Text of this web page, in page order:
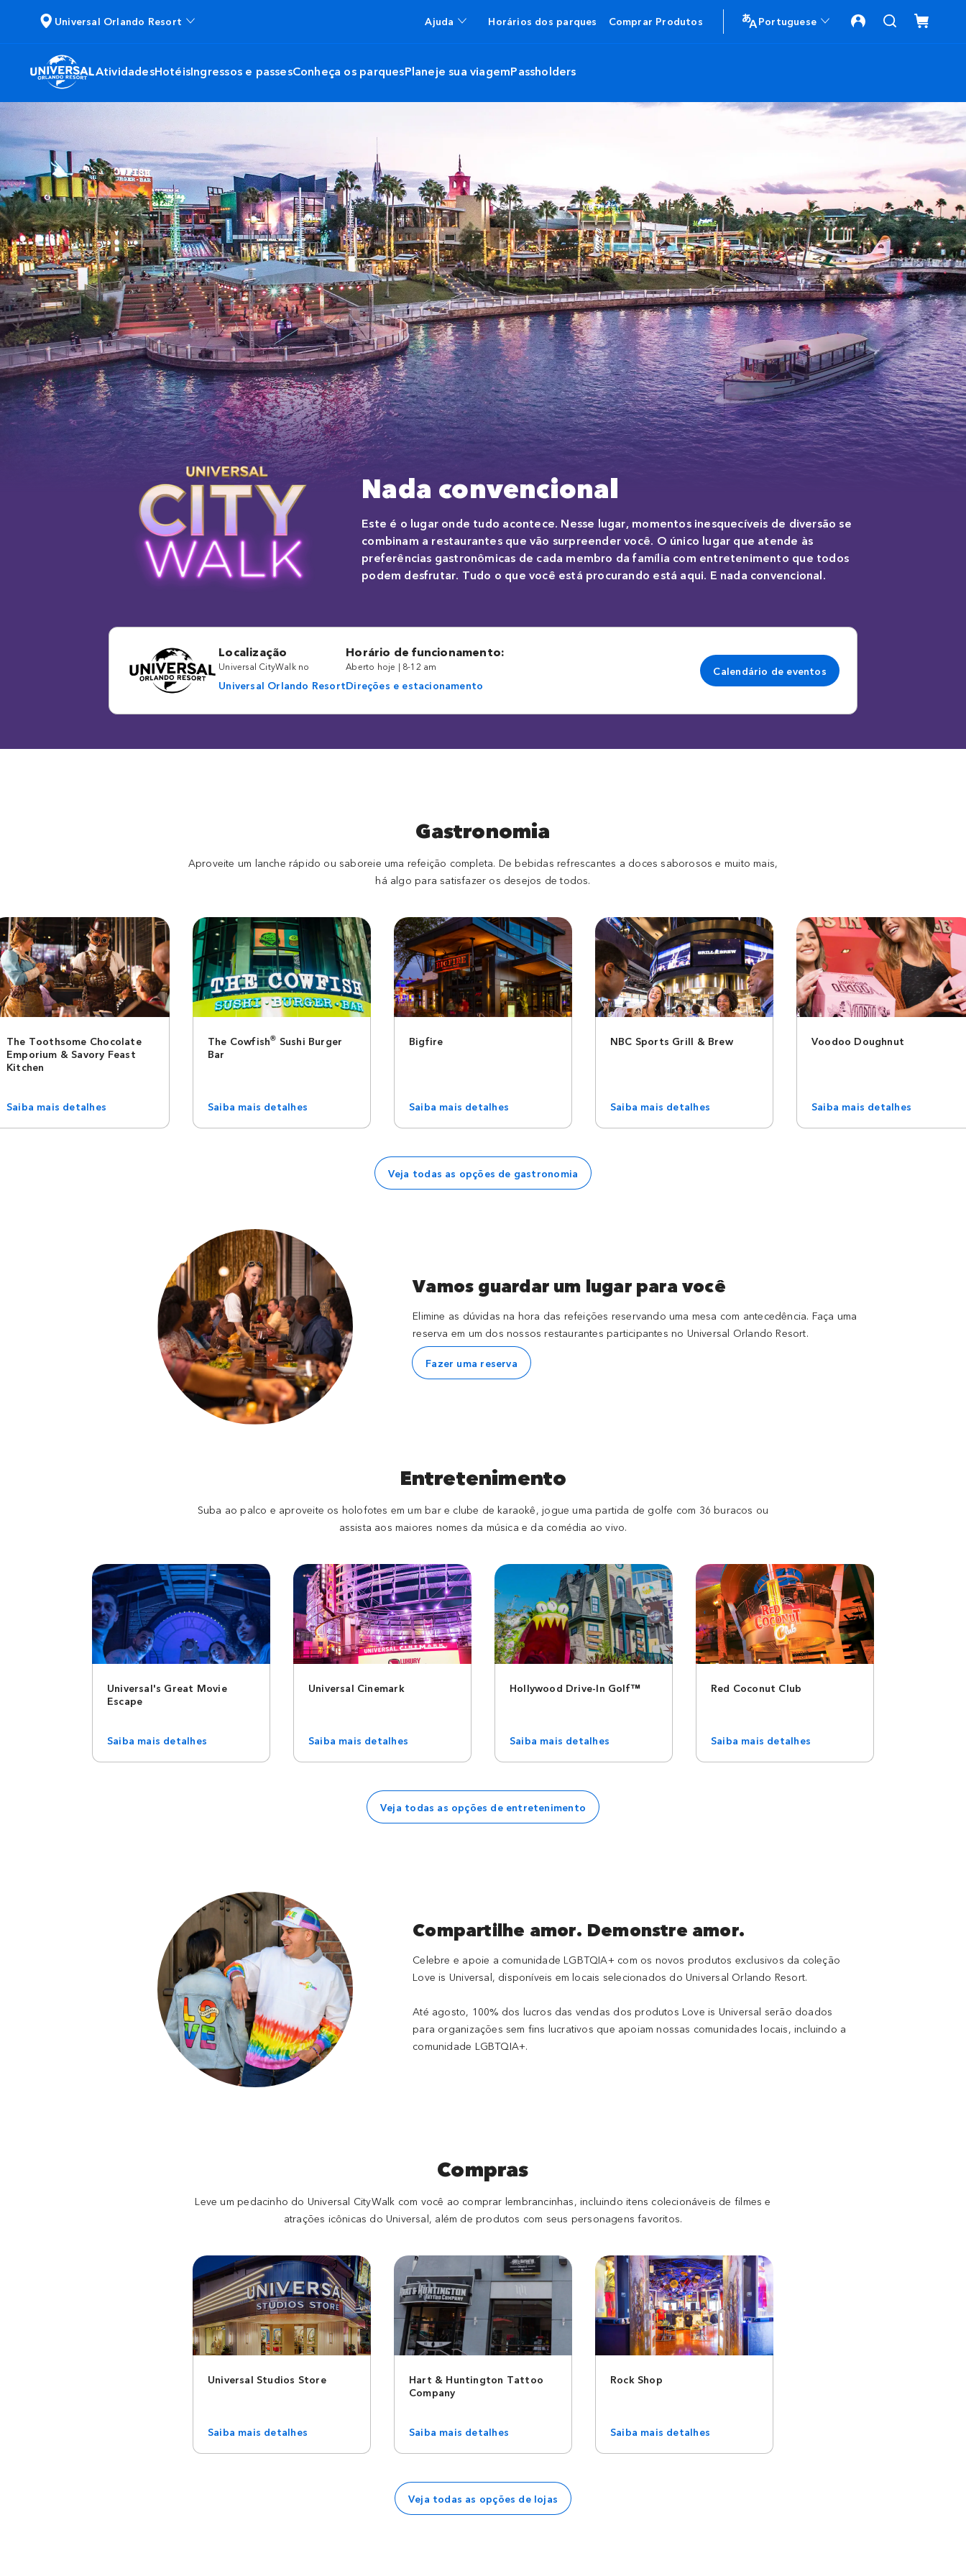
Universal Orlando Resort Ajuda Horários dos parques Comprar Produtos Portuguese
AtividadesHotéisIngressos e passesConheça os parquesPlaneje sua viagemPassholders
Nada convencional
Este é o lugar onde tudo acontece. Nesse lugar, momentos inesquecíveis de diversão se
combinam a restaurantes que vão surpreender você. O único lugar que atende às
preferências gastronômicas de cada membro da família com entretenimento que todos
podem desfrutar. Tudo o que você está procurando está aqui. E nada convencional.
Localização
Universal CityWalk no
Universal Orlando Resort
Horário de funcionamento:
Aberto hoje | 8-12 am
Direções e estacionamento
Calendário de eventos
Gastronomia
Aproveite um lanche rápido ou saboreie uma refeição completa. De bebidas refrescantes a doces saborosos e muito mais,
há algo para satisfazer os desejos de todos.
The Toothsome Chocolate
Emporium & Savory Feast
Kitchen
Saiba mais detalhes
The Cowfish® Sushi Burger
Bar
Saiba mais detalhes
Bigfire
Saiba mais detalhes
NBC Sports Grill & Brew
Saiba mais detalhes
Voodoo Doughnut
Saiba mais detalhes
Veja todas as opções de gastronomia
Vamos guardar um lugar para você
Elimine as dúvidas na hora das refeições reservando uma mesa com antecedência. Faça uma
reserva em um dos nossos restaurantes participantes no Universal Orlando Resort.
Fazer uma reserva
Entretenimento
Suba ao palco e aproveite os holofotes em um bar e clube de karaokê, jogue uma partida de golfe com 36 buracos ou
assista aos maiores nomes da música e da comédia ao vivo.
Universal's Great Movie
Escape
Saiba mais detalhes
Universal Cinemark
Saiba mais detalhes
Hollywood Drive-In Golf™
Saiba mais detalhes
Red Coconut Club
Saiba mais detalhes
Veja todas as opções de entretenimento
Compartilhe amor. Demonstre amor.
Celebre e apoie a comunidade LGBTQIA+ com os novos produtos exclusivos da coleção
Love is Universal, disponíveis em locais selecionados do Universal Orlando Resort.
Até agosto, 100% dos lucros das vendas dos produtos Love is Universal serão doados
para organizações sem fins lucrativos que apoiam nossas comunidades locais, incluindo a
comunidade LGBTQIA+.
Compras
Leve um pedacinho do Universal CityWalk com você ao comprar lembrancinhas, incluindo itens colecionáveis de filmes e
atrações icônicas do Universal, além de produtos com seus personagens favoritos.
Universal Studios Store
Saiba mais detalhes
Hart & Huntington Tattoo
Company
Saiba mais detalhes
Rock Shop
Saiba mais detalhes
Veja todas as opções de lojas